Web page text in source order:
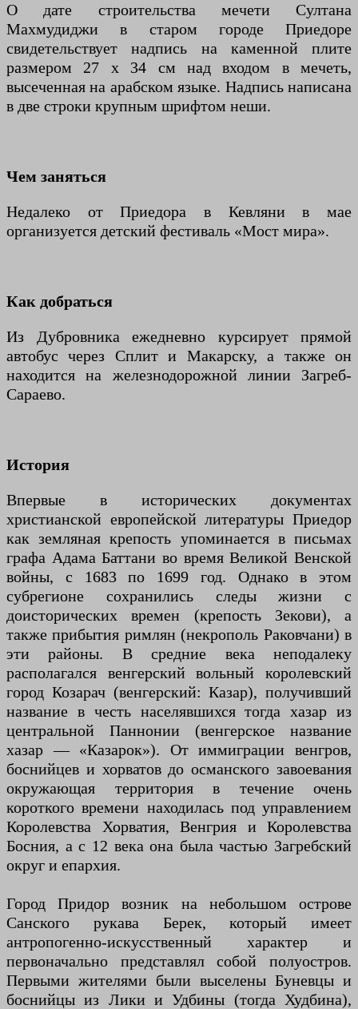
О дате строительства мечети Султана
Махмудиджи в старом городе Приедоре
свидетельствует надпись на каменной плите
размером 27 х 34 см над входом в мечеть,
высеченная на арабском языке. Надпись написана
в две строки крупным шрифтом неши.
Чем заняться
Недалеко от Приедора в Кевляни в мае
организуется детский фестиваль «Мост мира».
Как добраться
Из Дубровника ежедневно курсирует прямой
автобус через Сплит и Макарску, а также он
находится на железнодорожной линии Загреб-
Сараево.
История
Впервые в исторических документах
христианской европейской литературы Приедор
как земляная крепость упоминается в письмах
графа Адама Баттани во время Великой Венской
войны, с 1683 по 1699 год. Однако в этом
субрегионе сохранились следы жизни с
доисторических времен (крепость Зекови), а
также прибытия римлян (некрополь Раковчани) в
эти районы. В средние века неподалеку
располагался венгерский вольный королевский
город Козарач (венгерский: Казар), получивший
название в честь населявшихся тогда хазар из
центральной Паннонии (венгерское название
хазар — «Казарок»). От иммиграции венгров,
боснийцев и хорватов до османского завоевания
окружающая территория в течение очень
короткого времени находилась под управлением
Королевства Хорватия, Венгрия и Королевства
Босния, а с 12 века она была частью Загребский
округ и епархия.
Город Придор возник на небольшом острове
Санского рукава Берек, который имеет
антропогенно-искусственный характер и
первоначально представлял собой полуостров.
Первыми жителями были выселены Буневцы и
боснийцы из Лики и Удбины (тогда Худбина),